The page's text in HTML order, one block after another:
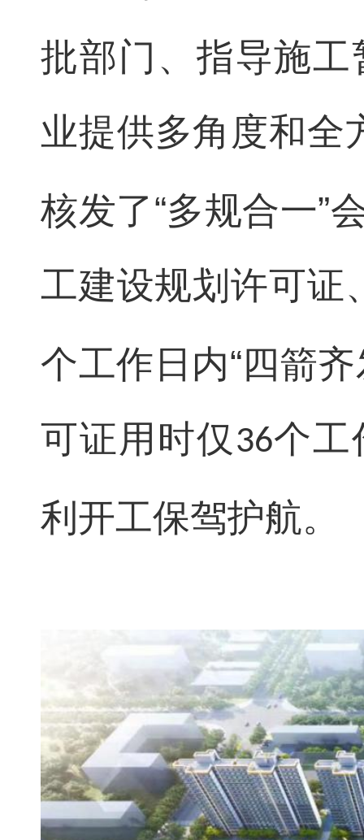
批部门、指导施
业提供多角度和全
核发了“多规合一”
工建设规划许可证
个工作日内“四箭
可证用时仅 36个工
利开工保驾护航。